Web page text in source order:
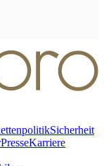
Sicherheit
PresseKarriere